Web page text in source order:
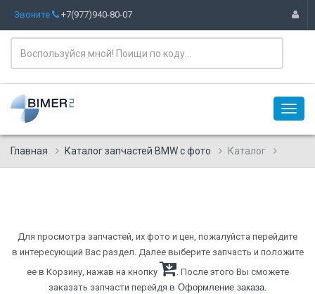
Звоните +7(977)940-80-07
Главная Каталог запчастей BMW с фото Каталог
Для просмотра запчастей, их фото и цен, пожалуйста перейдите
в интересующий Вас раздел. Далее выберите запчасть и положите
ее в Корзину, нажав на кнопку
. После этого Вы сможете
заказать запчасти перейдя в Оформление заказа.